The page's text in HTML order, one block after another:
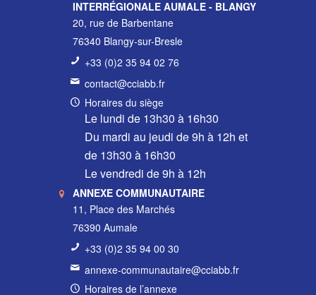
INTERRÉGIONALE AUMALE - BLANGY
20, rue de Barbentane
76340 Blangy-sur-Bresle
+33 (0)2 35 94 02 76
contact@cciabb.fr
Horaires du siège
Le lundi de 13h30 à 16h30
Du mardi au jeudi de 9h à 12h et
de 13h30 à 16h30
Le vendredi de 9h à 12h
ANNEXE COMMUNAUTAIRE
11, Place des Marchés
76390 Aumale
+33 (0)2 35 94 00 30
annexe-communautaire@cciabb.fr
Horaires de l’annexe